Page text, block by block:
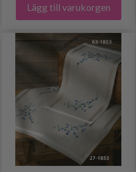
Lägg till varukorgen